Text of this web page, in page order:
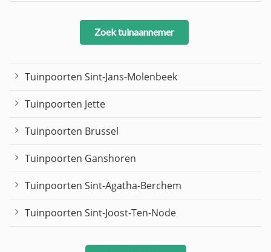
Zoek tuinaannemer
Tuinpoorten Sint-Jans-Molenbeek
Tuinpoorten Jette
Tuinpoorten Brussel
Tuinpoorten Ganshoren
Tuinpoorten Sint-Agatha-Berchem
Tuinpoorten Sint-Joost-Ten-Node